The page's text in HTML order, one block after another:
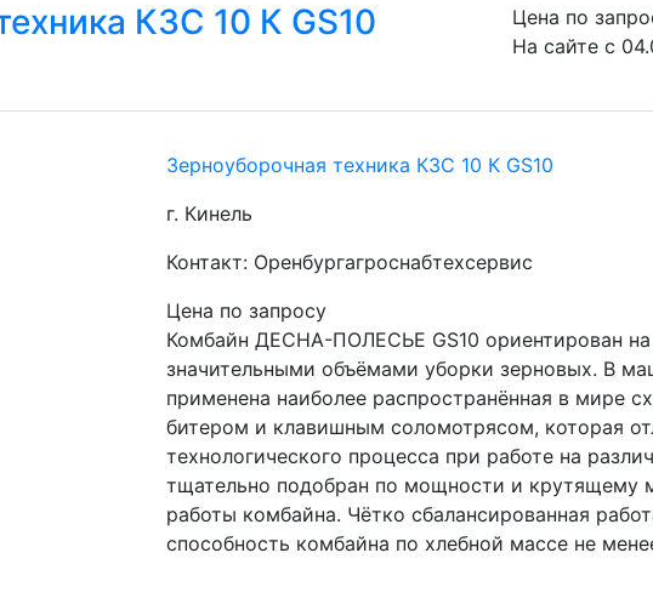
КЗС 10 К GS10
Цена по
На сайте с
Зерноуборочная техника КЗС 10 К GS10
г. Кинель
Контакт: Оренбургагроснабтехсервис
Цена по запросу
Комбайн ДЕСНА-ПОЛЕСЬЕ GS10 ориентирован на
значительными объёмами уборки зерновых. В
применена наиболее распространённая в мире
битером и клавишным соломотрясом, которая
технологического процесса при работе на
тщательно подобран по мощности и крутящему
работы комбайна. Чётко сбалансированная
способность комбайна по хлебной массе не